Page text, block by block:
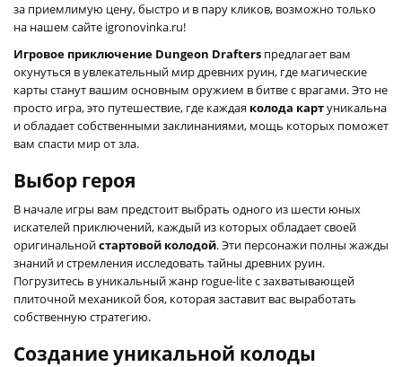
за приемлимую цену, быстро и в пару кликов, возможно только
на нашем сайте igronovinka.ru!
Игровое приключение Dungeon Drafters предлагает вам
окунуться в увлекательный мир древних руин, где магические
карты станут вашим основным оружием в битве с врагами. Это не
просто игра, это путешествие, где каждая колода картуникальна
и обладает собственными заклинаниями, мощь которых поможет
вам спасти мир от зла.
Выбор героя
В начале игры вам предстоит выбрать одного из шести юных
искателей приключений, каждый из которых обладает своей
оригинальнойстартовой колодой. Эти персонажи полны жажды
знаний и стремления исследовать тайны древних руин.
Погрузитесь в уникальный жанр rogue-lite с захватывающей
плиточной механикой боя, которая заставит вас выработать
собственную стратегию.
Создание уникальной колоды